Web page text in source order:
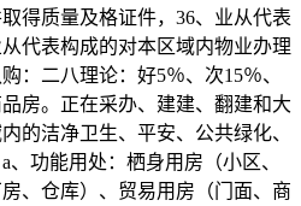
得质量及格证件，36、业从代表
代表构成的对本区域内物业办理
：二八理论：好5％、次15％、
房。正在采办、建建、翻建和大
的洁净卫生、平安、公共绿化、
功能用处：栖身用房（小区、
、仓库）、贸易用房（门面、商